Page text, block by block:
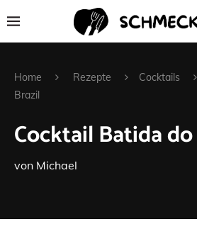
Home Rezepte Cocktails
Brazil
Cocktail Batida
von Michael